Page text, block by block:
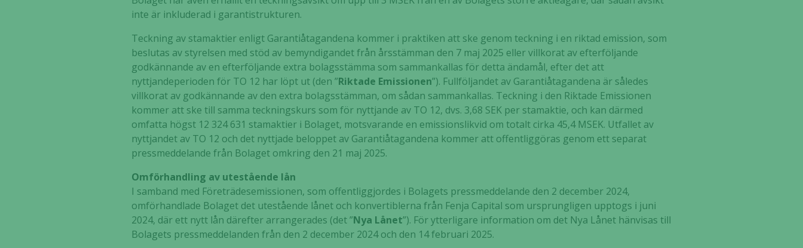
inte är inkluderad i garantistrukturen.
Teckning av stamaktier enligt Garantiåtagandena kommer i praktiken att ske genom teckning i en riktad emission, som
beslutas av styrelsen med stöd av bemyndigandet från årsstämman den 7 maj 2025 eller villkorat av efterföljande
godkännande av en efterföljande extra bolagsstämma som sammankallas för detta ändamål, efter det att
nyttjandeperioden för TO 12 har löpt ut (den ”Riktade Emissionen”). Fullföljandet av Garantiåtagandena är således
villkorat av godkännande av den extra bolagsstämman, om sådan sammankallas. Teckning i den Riktade Emissionen
kommer att ske till samma teckningskurs som för nyttjande av TO 12, dvs. 3,68 SEK per stamaktie, och kan därmed
omfatta högst 12 324 631 stamaktier i Bolaget, motsvarande en emissionslikvid om totalt cirka 45,4 MSEK. Utfallet av
nyttjandet av TO 12 och det nyttjade beloppet av Garantiåtagandena kommer att offentliggöras genom ett separat
pressmeddelande från Bolaget omkring den 21 maj 2025.
Omförhandling av utestående lån
I samband med Företrädesemissionen, som offentliggjordes i Bolagets pressmeddelande den 2 december 2024,
omförhandlade Bolaget det utestående lånet och konvertiblerna från Fenja Capital som ursprungligen upptogs i juni
2024, där ett nytt lån därefter arrangerades (det ”Nya Lånet”). För ytterligare information om det Nya Lånet hänvisas till
Bolagets pressmeddelanden från den 2 december 2024 och den 14 februari 2025.
Nödvändiga
Dessa kakor
går inte att
över huvud
taget ska
fungera.